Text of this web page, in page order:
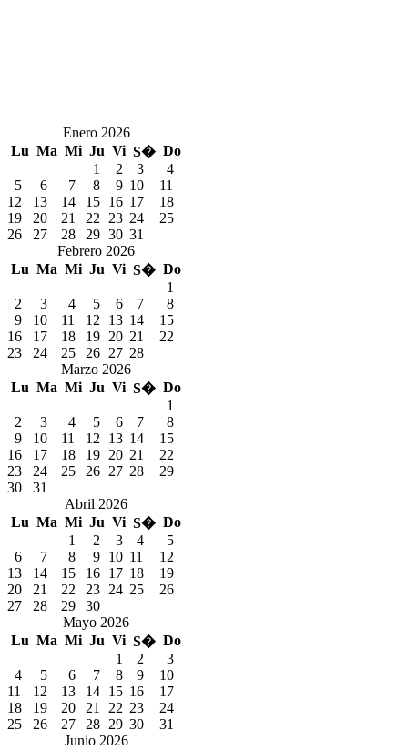
Enero 2026
Lu Ma Mi Ju Vi S� Do
1
2 3
4
5
6 7 8 9 10
11
12
13 14 15 16 17
18
19
20 21 22 23 24
25
26
27 28 29 30 31
Febrero 2026
Lu Ma Mi Ju Vi S� Do
1
2
3 4 5 6 7
8
9
10 11 12 13 14
15
16
17 18 19 20 21
22
23
24 25 26 27 28
Marzo 2026
Lu Ma Mi Ju Vi S� Do
1
2
3 4 5 6 7
8
9
10 11 12 13 14
15
16
17 18 19 20 21
22
23
24 25 26 27 28
29
30
31
Abril 2026
Lu Ma Mi Ju Vi S� Do
1
2 3 4
5
6
7 8 9 10 11
12
13
14 15 16 17 18
19
20
21 22 23 24 25
26
27
28 29
30
Mayo 2026
Lu Ma Mi Ju Vi S� Do
1
2
3
4
5 6 7 8 9
10
11
12 13 14 15 16
17
18
19 20 21 22 23
24
25
26 27 28 29 30
31
Junio 2026